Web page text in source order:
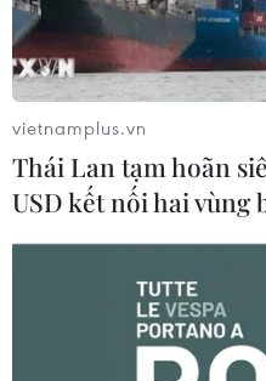
China Mobile “rục
China Mobile có kế hoạch
vietnamplus.vn
Thái Lan tạm hoãn
USD kết nối hai vùng